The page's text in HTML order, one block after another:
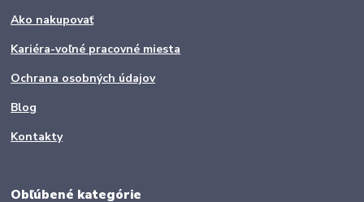
Ako nakupovať
Kariéra-voľné pracovné miesta
Ochrana osobných údajov
Blog
Kontakty
Obľúbené kategórie